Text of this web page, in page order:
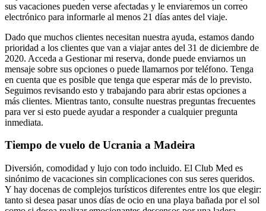
sus vacaciones pueden verse afectadas y le enviaremos un correo
electrónico para informarle al menos 21 días antes del viaje.
Dado que muchos clientes necesitan nuestra ayuda, estamos dando
prioridad a los clientes que van a viajar antes del 31 de diciembre de
2020. Acceda a Gestionar mi reserva, donde puede enviarnos un
mensaje sobre sus opciones o puede llamarnos por teléfono. Tenga
en cuenta que es posible que tenga que esperar más de lo previsto.
Seguimos revisando esto y trabajando para abrir estas opciones a
más clientes. Mientras tanto, consulte nuestras preguntas frecuentes
para ver si esto puede ayudar a responder a cualquier pregunta
inmediata.
Tiempo de vuelo de Ucrania a Madeira
Diversión, comodidad y lujo con todo incluido. El Club Med es
sinónimo de vacaciones sin complicaciones con sus seres queridos.
Y hay docenas de complejos turísticos diferentes entre los que elegir:
tanto si desea pasar unos días de ocio en una playa bañada por el sol